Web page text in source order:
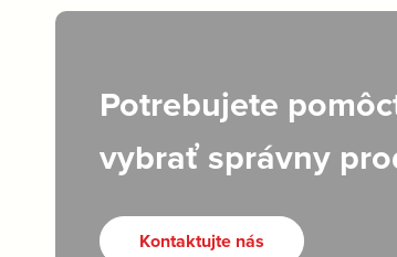
Potrebujete
vybrať správny
Kontaktujte nás